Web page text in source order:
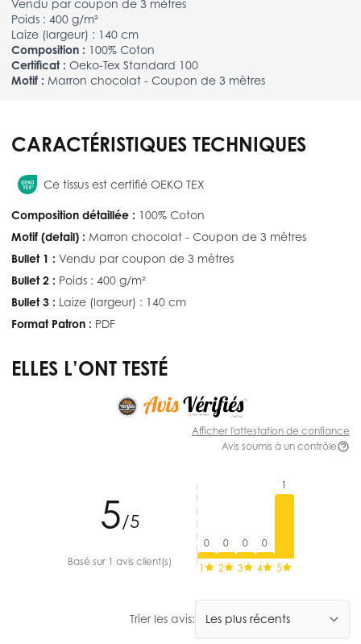
Vendu par coupon de 3 mètres
Poids : 400 g/m²
Laize (largeur) : 140 cm
Composition : 100% Coton
Certificat : Oeko-Tex Standard 100
Motif : Marron chocolat - Coupon de 3 mètres
CARACTÉRISTIQUES TECHNIQUES
Ce tissus est certifié OEKO TEX
Composition détaillée : 100% Coton
Motif (detail) : Marron chocolat - Coupon de 3 mètres
Bullet 1 : Vendu par coupon de 3 mètres
Bullet 2 : Poids : 400 g/m²
Bullet 3 : Laize (largeur) : 140 cm
Format Patron : PDF
ELLES L’ONT TESTÉ
Afficher l'attestation de confiance
Avis soumis à un contrôle
5/5
Basé sur 1 avis client(s)
0
1
0
2
0
3
0
4
1
5
Trier les avis: